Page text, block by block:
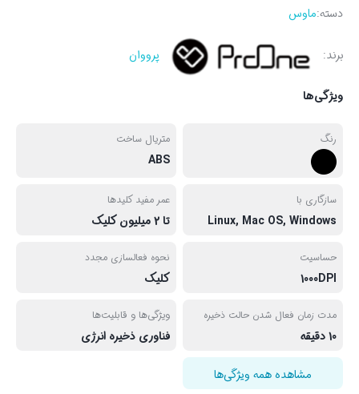
دسته:ماوس
برند: پرووان
ویژگی‌ها
رنگ متریال ساخت
ABS
سازگاری با
Linux, Mac OS, Windows
عمر مفید کلیدها
تا 2 میلیون کلیک
حساسیت
1000DPI
نحوه فعالسازی مجدد
کلیک
مدت زمان فعال شدن حالت ذخیره
10 دقیقه
ویژگی‌ها و قابلیت‌ها
فناوری ذخیره انرژی
مشاهده همه ویژگی‌ها